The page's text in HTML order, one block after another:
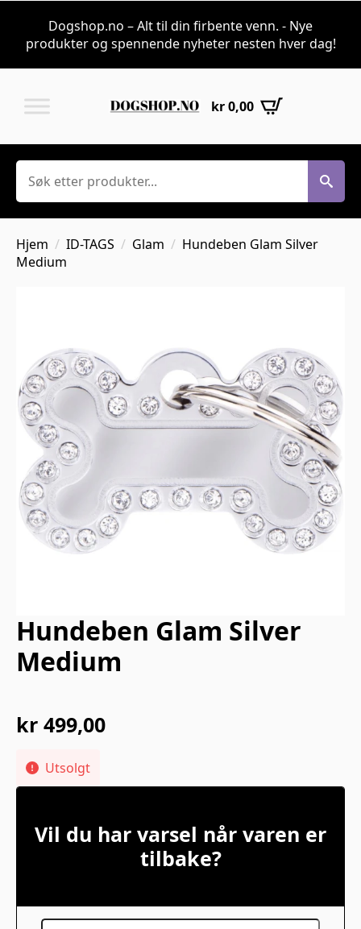
Dogshop.no – Alt til din firbente venn. - Nye
produkter og spennende nyheter nesten hver dag!
kr0,00
Søk
Hjem ID-TAGS Glam
Hundeben Glam Silver
Medium
Hundeben Glam Silver
Medium
kr 499,00
Utsolgt
Vil du har varsel når varen er
tilbake?